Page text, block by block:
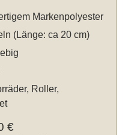
Markenpolyester
(Länge: ca 20 cm)
Roller,
€